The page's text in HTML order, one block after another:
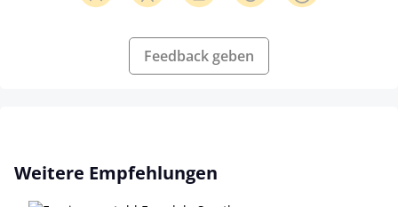
Feedback geben
Produktgalerie überspringen
Weitere Empfehlungen